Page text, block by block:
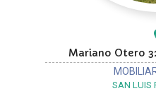
Mariano Otero
SAN LUIS